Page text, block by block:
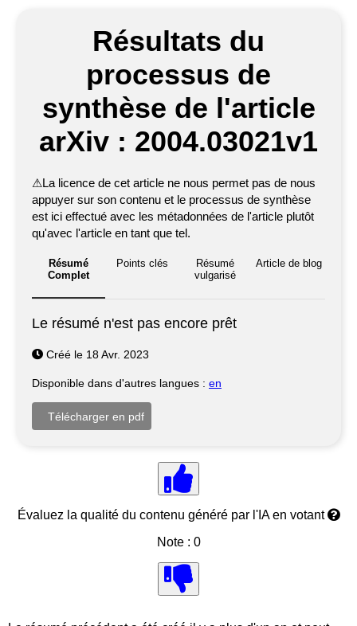
Résultats du
processus de
synthèse de l'article
arXiv : 2004.03021v1
⚠La licence de cet article ne nous permet pas de nous
appuyer sur son contenu et le processus de synthèse
est ici effectué avec les métadonnées de l'article plutôt
qu'avec l'article en tant que tel.
Résumé
Complet
Points clés
Résumé
vulgarisé
Article de blog
Le résumé n'est pas encore prêt
Créé le 18 Avr. 2023
Disponible dans d'autres langues : en
Évaluez la qualité du contenu généré par l'IA en votant
Note : 0